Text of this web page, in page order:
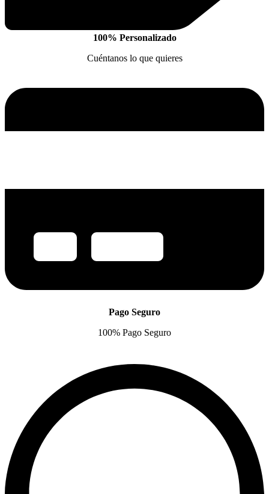
100% Personalizado
Cuéntanos lo que quieres
Pago Seguro
100% Pago Seguro